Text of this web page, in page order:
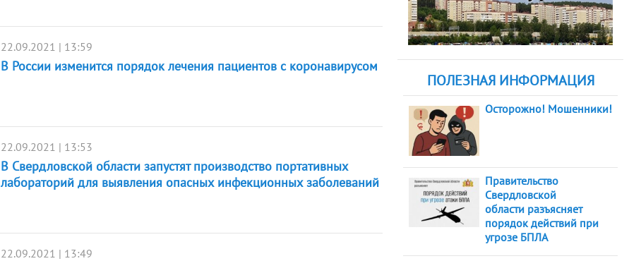
22.09.2021 | 13:59
В России изменится порядок лечения пациентов с коронавирусом
22.09.2021 | 13:53
В Свердловской области запустят производство портативных
лабораторий для выявления опасных инфекционных заболеваний
22.09.2021 | 13:49
ПОЛЕЗНАЯ ИНФОРМАЦИЯ
Осторожно! Мошенники!
Правительство
Свердловской
области разъясняет
порядок действий при
угрозе БПЛА